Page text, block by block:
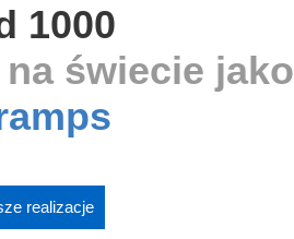
1000
świecie jako
realizacje